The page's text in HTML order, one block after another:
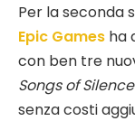
Per la seconda
Epic Games ha
con ben tre
Songs of Silence
senza costi